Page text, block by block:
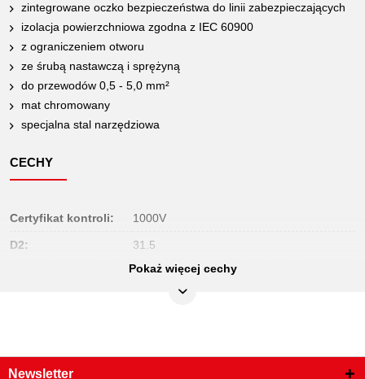
zintegrowane oczko bezpieczeństwa do linii zabezpieczających
izolacja powierzchniowa zgodna z IEC 60900
z ograniczeniem otworu
ze śrubą nastawczą i sprężyną
do przewodów 0,5 - 5,0 mm²
mat chromowany
specjalna stal narzędziowa
CECHY
Certyfikat kontroli: 1000V
D2: 31.5
1
Pokaż więcej cechy
Newsletter